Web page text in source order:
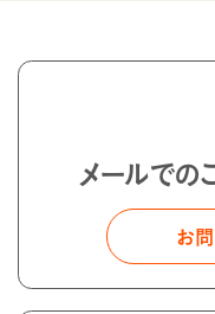
メールでの
お